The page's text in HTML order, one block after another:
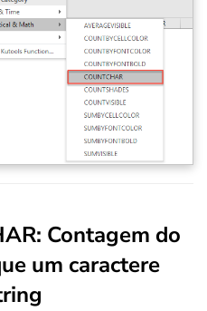
Contagem do
um caractere